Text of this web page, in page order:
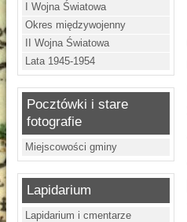
I Wojna Światowa
Okres międzywojenny
II Wojna Światowa
Lata 1945-1954
Pocztówki i stare
fotografie
Miejscowości gminy
Lapidarium
Lapidarium i cmentarze